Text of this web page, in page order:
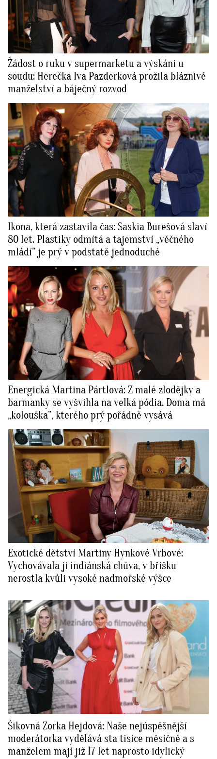
Žádost o ruku v supermarketu a výskání u
soudu: Herečka Iva Pazderková prožila bláznivé
manželství a báječný rozvod
Ikona, která zastavila čas: Saskia Burešová slaví
80 let. Plastiky odmítá a tajemství „věčného
mládí” je prý v podstatě jednoduché
Energická Martina Pártlová: Z malé zlodějky a
barmanky se vyšvihla na velká pódia. Doma má
„kolouška”, kterého prý pořádně vysává
Exotické dětství Martiny Hynkové Vrbové:
Vychovávala ji indiánská chůva, v bříšku
nerostla kvůli vysoké nadmořské výšce
Šikovná Zorka Hejdová: Naše nejúspěšnější
moderátorka vydělává sta tisíce měsíčně a s
manželem mají již 17 let naprosto idylický